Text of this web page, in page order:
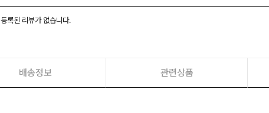
등록된 리뷰가 없습니다.
배송정보 관련상품